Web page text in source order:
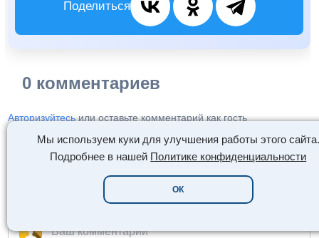
Мы используем куки для улучшения работы этого сайта.
Подробнее в нашей Политике конфиденциальности
ОК
Поделиться
0 комментариев
Авторизуйтесьили оставьте комментарий как гость